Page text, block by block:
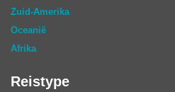
Zuid-Amerika
Oceanië
Afrika
Reistype